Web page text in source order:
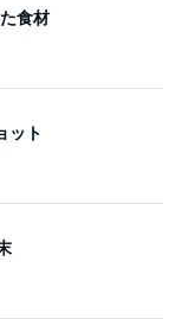
食材
ット